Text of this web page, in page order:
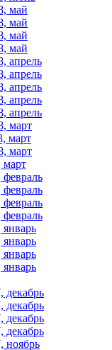
май
май
май
май
апрель
апрель
апрель
апрель
апрель
март
март
март
март
декабрь
декабрь
декабрь
декабрь
ноябрь